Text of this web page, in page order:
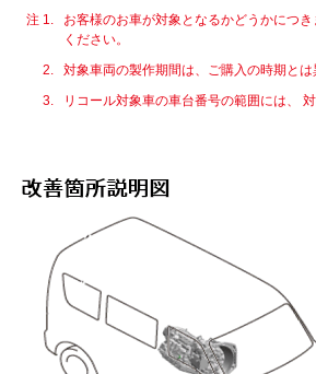
注 1.
お客様のお車が対象となるかどうかにつき
ください。
2.
対象車両の製作期間は、ご購入の時期とは
3.
リコール対象車の車台番号の範囲には、